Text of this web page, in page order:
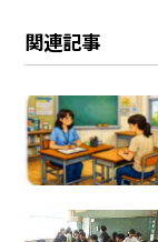
関連記事